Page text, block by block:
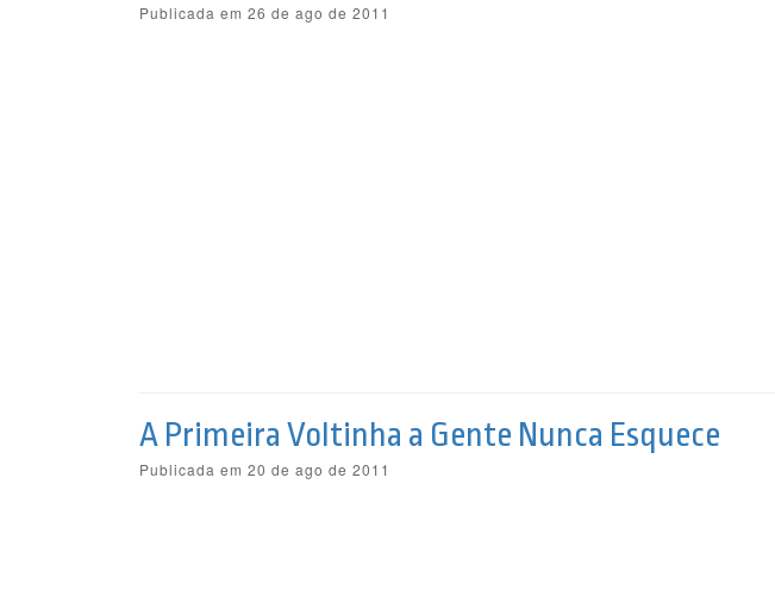
Publicada em 26 de ago de 2011
A Primeira Voltinha a Gente Nunca Esquece
Publicada em 20 de ago de 2011